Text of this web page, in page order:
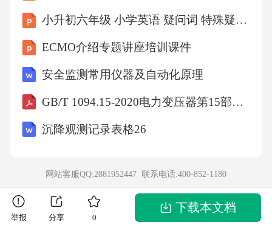
小升初六年级 小学英语 疑问词 特殊疑问句
ECMO介绍专题讲座培训课件
安全监测常用仪器及自动化原理
GB/T 1094.15-2020电力变压器第15部分：充气式电力变压器
沉降观测记录表格26
网站客服QQ:2881952447 联系电话:400-852-1180
举报 分享 0
下载本文档